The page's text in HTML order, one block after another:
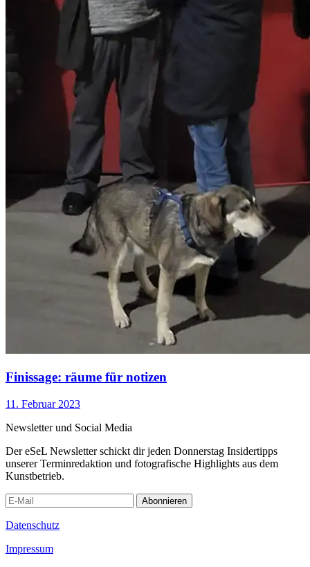
Finissage: räume für notizen
11. Februar 2023
Newsletter und Social Media
Der eSeL Newsletter schickt dir jeden Donnerstag Insidertipps
unserer Terminredaktion und fotografische Highlights aus dem
Kunstbetrieb.
Abonnieren
Datenschutz
Impressum